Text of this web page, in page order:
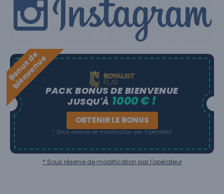
B
o
n
u
s
d
e
b
i
e
n
v
e
n
u
ePACK BONUS DE BIENVENUE
JUSQU'À 1000 € !
OBTENIR LE BONUS
* Sous réserve de modification par l'opérateur
* Sous réserve de modification par l'opérateur